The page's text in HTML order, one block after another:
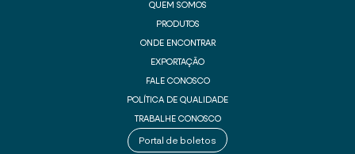
QUEM SOMOS
PRODUTOS
ONDE ENCONTRAR
EXPORTAÇÃO
FALE CONOSCO
POLÍTICA DE QUALIDADE
TRABALHE CONOSCO
Portal de boletos